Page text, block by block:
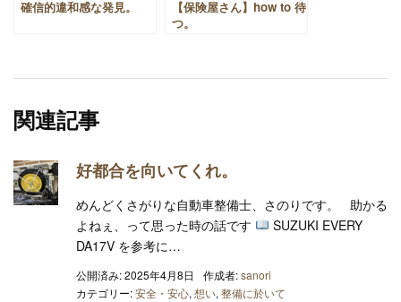
確信的違和感な発見。
【保険屋さん】how to 待
つ。
関連記事
好都合を向いてくれ。
めんどくさがりな自動車整備士、さのりです。 助かる
よねぇ、って思った時の話です
SUZUKI EVERY
DA17V を参考に…
公開済み: 2025年4月8日 作成者:sanori
カテゴリー:安全・安心, 想い, 整備に於いて